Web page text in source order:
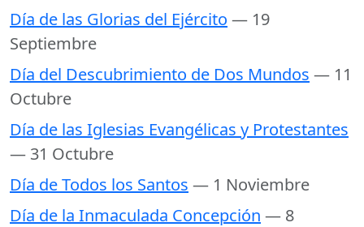
Día de las Glorias del Ejército — 19
Septiembre
Día del Descubrimiento de Dos Mundos — 11
Octubre
Día de las Iglesias Evangélicas y Protestantes
— 31 Octubre
Día de Todos los Santos — 1 Noviembre
Día de la Inmaculada Concepción — 8